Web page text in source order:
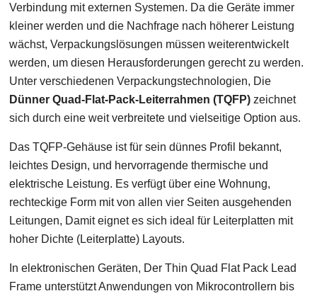
Verbindung mit externen Systemen. Da die Geräte immer
kleiner werden und die Nachfrage nach höherer Leistung
wächst, Verpackungslösungen müssen weiterentwickelt
werden, um diesen Herausforderungen gerecht zu werden.
Unter verschiedenen Verpackungstechnologien, Die
Dünner Quad-Flat-Pack-Leiterrahmen (TQFP) zeichnet
sich durch eine weit verbreitete und vielseitige Option aus.
Das TQFP-Gehäuse ist für sein dünnes Profil bekannt,
leichtes Design, und hervorragende thermische und
elektrische Leistung. Es verfügt über eine Wohnung,
rechteckige Form mit von allen vier Seiten ausgehenden
Leitungen, Damit eignet es sich ideal für Leiterplatten mit
hoher Dichte (Leiterplatte) Layouts.
In elektronischen Geräten, Der Thin Quad Flat Pack Lead
Frame unterstützt Anwendungen von Mikrocontrollern bis